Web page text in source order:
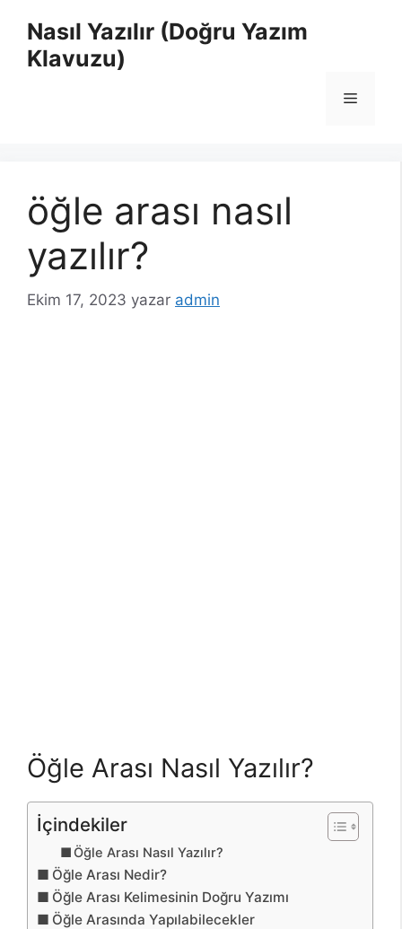
Nasıl Yazılır (Doğru Yazım
Klavuzu)
Menü
öğle arası nasıl
yazılır?
Ekim 17, 2023 yazar admin
Öğle Arası Nasıl Yazılır?
İçindekiler
Öğle Arası Nasıl Yazılır?
Öğle Arası Nedir?
Öğle Arası Kelimesinin Doğru Yazımı
Öğle Arasında Yapılabilecekler